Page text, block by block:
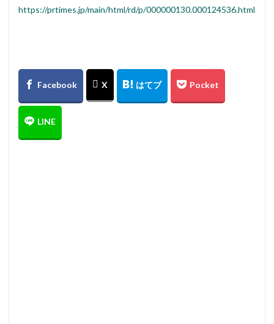
https://prtimes.jp/main/html/rd/p/000000130.000124536.html